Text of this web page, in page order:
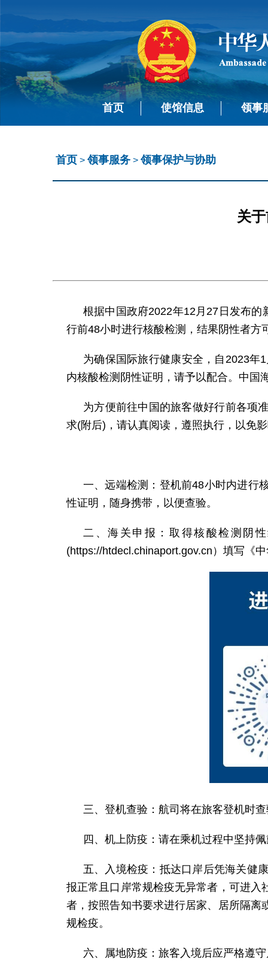
首页 使馆信息 领事
首页 >领事服务 >领事保护与协助
关
根据中国政府2022年12月27日发布的
行前48小时进行核酸检测，结果阴性者方
为确保国际旅行健康安全，自2023年
内核酸检测阴性证明，请予以配合。中国
为方便前往中国的旅客做好行前各项
求(附后)，请认真阅读，遵照执行，以免
一、远端检测：登机前48小时内进行
性证明，随身携带，以便查验。
二、海关申报：取得核酸检测阴
(https://htdecl.chinaport.gov.cn）填写《
三、登机查验：航司将在旅客登机时
四、机上防疫：请在乘机过程中坚持
五、入境检疫：抵达口岸后凭海关健
报正常且口岸常规检疫无异常者，可进
者，按照告知书要求进行居家、居所隔
规检疫。
六、属地防疫：旅客入境后应严格遵